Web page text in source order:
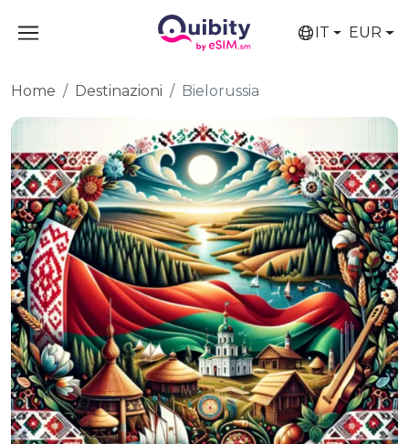
IT EUR
Home Destinazioni Bielorussia